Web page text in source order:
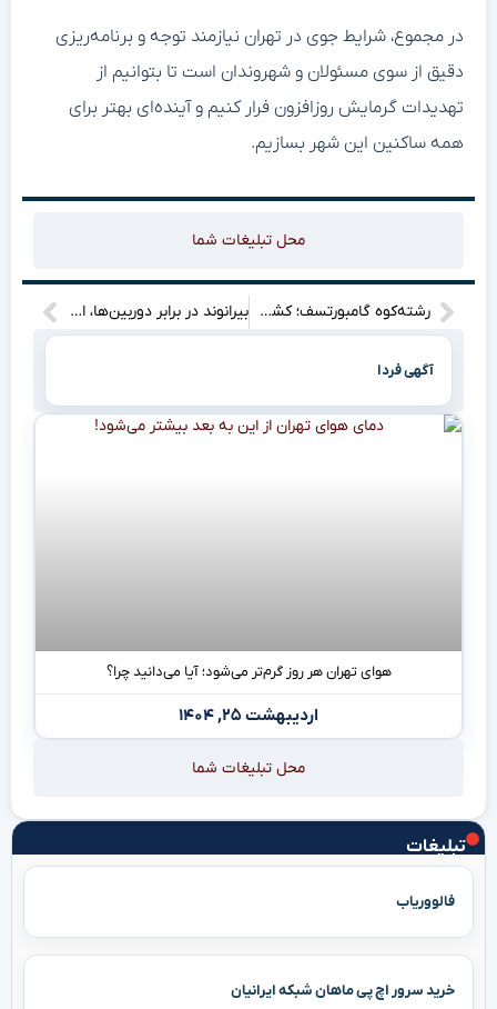
تبلیغات
فالووریاب
خرید سرور اچ پی ماهان شبکه ایرانیان
در مجموع، شرایط جوی در تهران نیازمند توجه و برنامه‌ریزی
دقیق از سوی مسئولان و شهروندان است تا بتوانیم از
تهدیدات گرمایش روزافزون فرار کنیم و آینده‌ای بهتر برای
همه ساکنین این شهر بسازیم.
محل تبلیغات شما
رشته‌کوه گامبورتسف؛ کشف رمز و راز زندگی و مرگ ارتفاعات پنهان در قلب جنوبگان بیرانوند در برابر دوربین‌ها، استقلالی شد! تماشا کنید + ویدئو
آگهی فردا
هوای تهران هر روز گرم‌تر می‌شود؛ آیا می‌دانید چرا؟
اردیبهشت ۲۵, ۱۴۰۴
محل تبلیغات شما